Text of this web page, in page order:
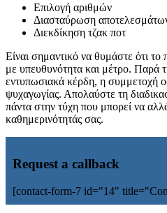
Επιλογή αριθμών
Διασταύρωση
Διεκδίκηση τζακ ποτ
Είναι σημαντικό να θυμάστε ότι το
με υπευθυνότητα και μέτρο. Παρά
εντυπωσιακά κέρδη, η συμμετοχή
ψυχαγωγίας. Απολαύστε τη
πάντα στην τύχη που μπορεί να
καθημερινότητάς σας.
Request a callback
[contact-form-7 id="14"